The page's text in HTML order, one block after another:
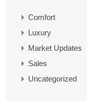
Comfort
Luxury
Market Updates
Sales
Uncategorized